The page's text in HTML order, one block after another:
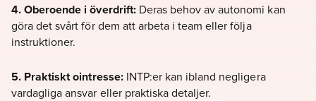
4. Oberoende i överdrift:Deras behov av autonomi kan
göra det svårt för dem att arbeta i team eller följa
instruktioner.
5. Praktiskt ointresse:INTP:er kan ibland negligera
vardagliga ansvar eller praktiska detaljer.